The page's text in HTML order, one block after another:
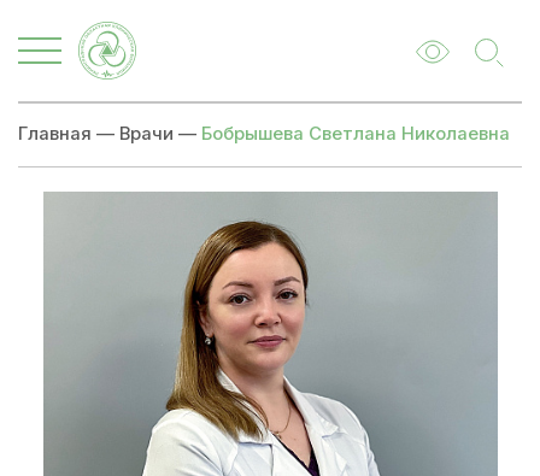
Главная — Врачи — Бобрышева Светлана Николаевна